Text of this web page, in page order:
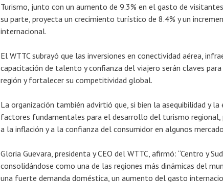
Turismo, junto con un aumento de 9.3% en el gasto de
su parte, proyecta un crecimiento turístico de 8.4% y un
internacional.
El WTTC subrayó que las inversiones en conectividad aérea,
capacitación de talento y confianza del viajero serán claves
región y fortalecer su competitividad global.
La organización también advirtió que, si bien la asequibilidad y
factores fundamentales para el desarrollo del turismo regional,
a la inflación y a la confianza del consumidor en algunos
Gloria Guevara, presidenta y CEO del WTTC, afirmó: “Centro y
consolidándose como una de las regiones más dinámicas del
una fuerte demanda doméstica, un aumento del gasto